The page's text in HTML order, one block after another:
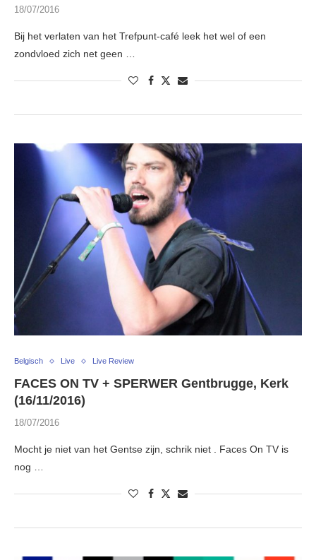
18/07/2016
Bij het verlaten van het Trefpunt-café leek het wel of een
zondvloed zich net geen …
Belgisch Live Live Review
FACES ON TV + SPERWER Gentbrugge, Kerk
(16/11/2016)
18/07/2016
Mocht je niet van het Gentse zijn, schrik niet . Faces On TV is
nog …